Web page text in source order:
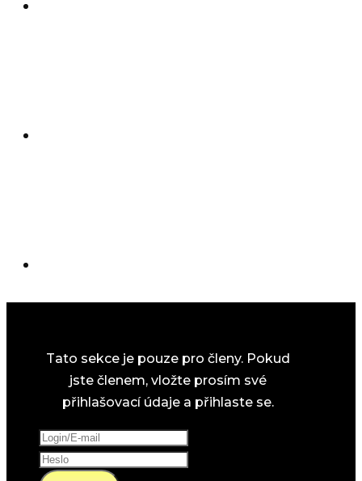
Tato sekce je pouze pro členy. Pokud
jste členem, vložte prosím své
přihlašovací údaje a přihlaste se.